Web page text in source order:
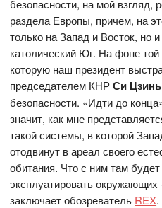
безопасности, на мой взгляд,
раздела Европы, причем, на
только на Запад и Восток, но
католический Юг. На фоне
которую наш президент
председателем КНРСи
безопасности. «Идти до
значит, как мне
такой системы, в которой
отодвинут в ареал своего
обитания. Что с ним там
эксплуатировать
заключает обозреватель REX.